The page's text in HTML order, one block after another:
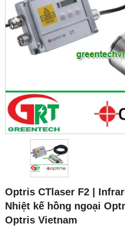
Optris CTlaser F2 |
Nhiệt kế hồng ngoại
Optris Vietnam